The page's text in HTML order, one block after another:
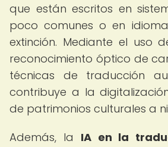
que están escritos en
poco comunes o en
extinción. Mediante el uso
reconocimiento óptico de
técnicas de traducción
contribuye a la
de patrimonios culturales a
Además, la IA en la